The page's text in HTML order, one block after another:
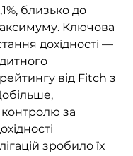
близько до
Ключова
дохідності —
від Fitch з
за
зробило їх